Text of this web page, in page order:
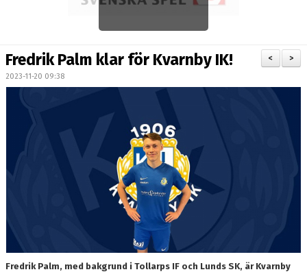
TRUPPEN
OM LAGET
BILDGALLERI
DOKUMENT
>
<
Fredrik Palm klar för Kvarnby IK!
2023-11-20 09:38
Fredrik Palm, med bakgrund i Tollarps IF och Lunds SK, är Kvarnby